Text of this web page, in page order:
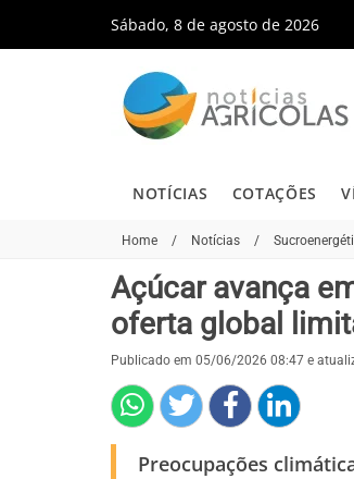
Sábado, 8 de agosto de 2026
NOTÍCIAS COTAÇÕES
Home / Notícias /
Açúcar avança
oferta global
Publicado em 05/06/2026 08:47 e
Preocupações